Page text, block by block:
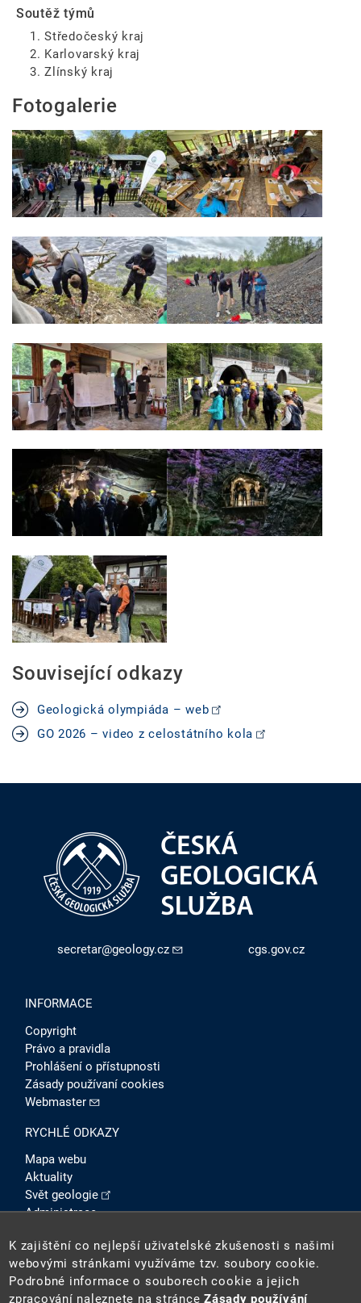
Soutěž týmů
Středočeský kraj
Karlovarský kraj
Zlínský kraj
Fotogalerie
Související odkazy
Geologická olympiáda – web
GO 2026 – video z celostátního kola
secretar@geology.cz cgs.gov.cz
INFORMACE
Copyright
Právo a pravidla
Prohlášení o přístupnosti
Zásady používaní cookies
Webmaster
RYCHLÉ ODKAZY
Mapa webu
Aktuality
Svět geologie
Administrace
SOCIÁLNÍ SÍTĚ
K zajištění co nejlepší uživatelské zkušenosti s našimi
webovými stránkami využíváme tzv. soubory cookie.
Podrobné informace o souborech cookie a jejich
zpracování naleznete na stránceZásady používání